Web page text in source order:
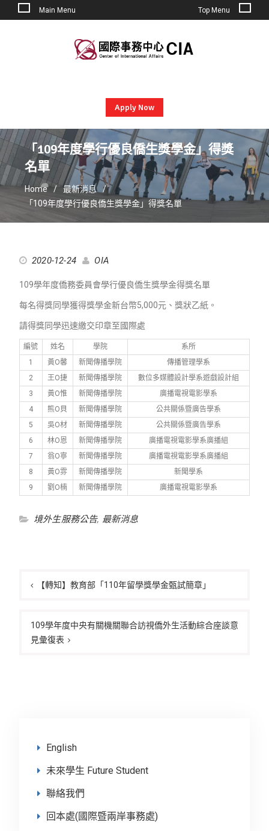
Main Menu Top Menu
Apply Now
「109年度學行優良僑生獎學金」得獎
名單
Home
最新消息
「109年度學行優良僑生獎學金」得獎名單
2020-12-24 OIA
109學年度僑務委員會學行優良僑生獎學金得獎名單
每名得獎同學獲得獎學金新台幣5,000元、獎狀乙紙。
請得獎同學迅速繳交印章至國際處
編號 姓名 學院
系所
1
黃O馨 新聞傳播學院
傳播管理學系
2
王O捷 新聞傳播學院
數位多媒體設計學系遊戲設計組
3
黃O惟 新聞傳播學院
廣播電視電影學系
4
熊O貝 新聞傳播學院
公共關係暨廣告學系
5
吳O材 新聞傳播學院
公共關係暨廣告學系
6
林O恩 新聞傳播學院
廣播電視電影學系廣播組
7
翁O寧 新聞傳播學院
廣播電視電影學系廣播組
8
黃O雰 新聞傳播學院
新聞學系
9
劉O楠 新聞傳播學院 廣播電視電影學系
境外生服務公告, 最新消息
章
覽
【轉知】教育部「110年留學獎學金甄試簡章」
109學年度中央有關機關聯合訪視僑外生活動綜合座談意
見彙復表
English
未來學生 Future Student
聯絡我們
回本處(國際暨兩岸事務處)